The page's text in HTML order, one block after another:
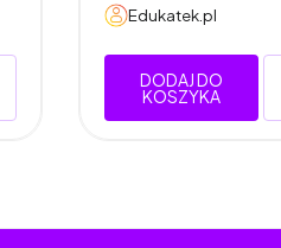
Edukatek.pl
DODAJ DO
KOSZYKA